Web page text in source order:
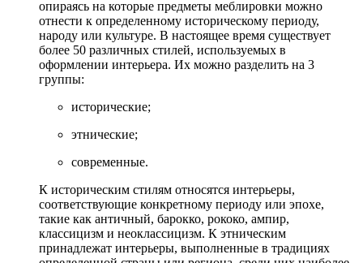
опираясь на которые предметы меблировки можно
отнести к определенному историческому периоду,
народу или культуре. В настоящее время существует
более 50 различных стилей, используемых в
оформлении интерьера. Их можно разделить на 3
группы:
исторические;
этнические;
современные.
К историческим стилям относятся интерьеры,
соответствующие конкретному периоду или эпохе,
такие как античный, барокко, рококо, ампир,
классицизм и неоклассицизм. К этническим
принадлежат интерьеры, выполненные в традициях